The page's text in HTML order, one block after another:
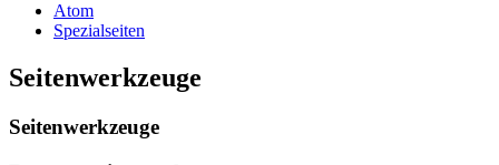
Atom
Spezialseiten
Seitenwerkzeuge
Seitenwerkzeuge